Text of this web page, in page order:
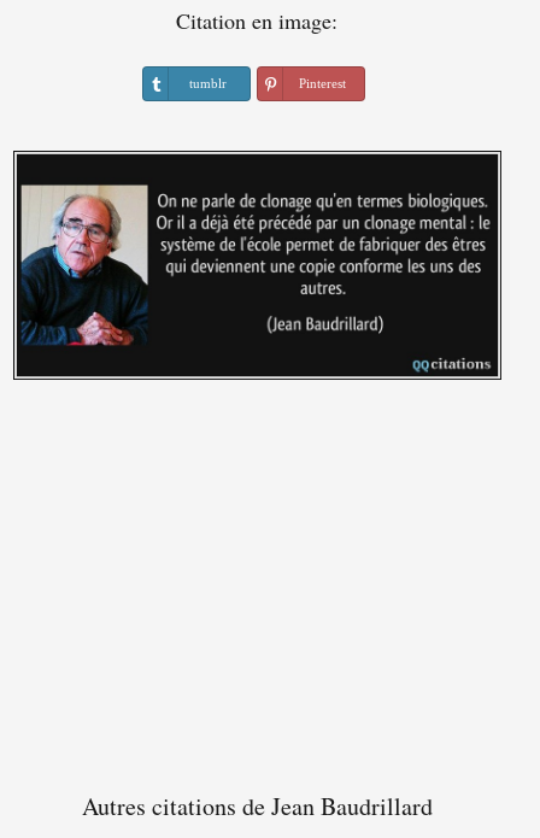
Citation en image:
tumblr Pinterest
Autres citations de Jean Baudrillard